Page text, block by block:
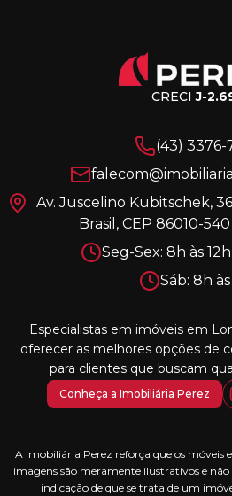
CRECIJ-
(43) 3376-
Av. Juscelino Kubitschek,
Brasil, CEP 86010-
Seg-Sex: 8h às
Sáb: 8h
Especialistas em imóveis em
oferecer as melhores opções de
para clientes que buscam
Conheça a Imobiliária Perez
A Imobiliária Perez reforça que os móveis
imagens são meramente ilustrativos e
indicação de que se trata de um